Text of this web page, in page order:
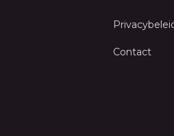
Contact